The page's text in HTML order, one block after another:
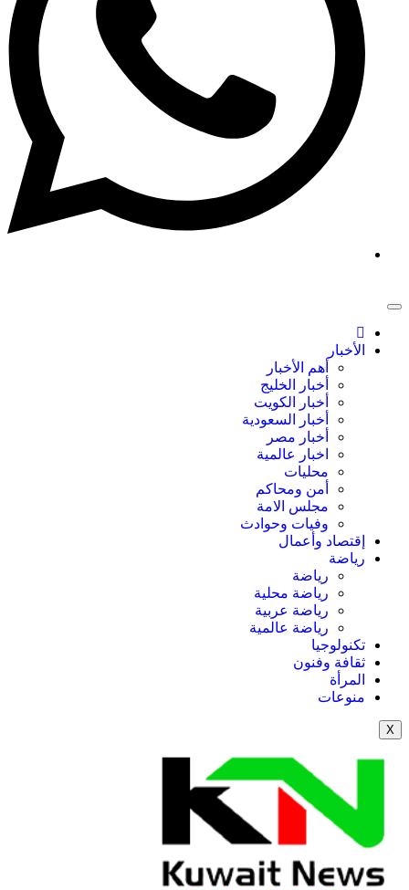
الأخبار
أهم الأخبار
أخبار الخليج
أخبار الكويت
أخبار السعودية
أخبار مصر
اخبار عالمية
محليات
أمن ومحاكم
مجلس الامة
وفيات وحوادث
إقتصاد وأعمال
رياضة
رياضة
رياضة محلية
رياضة عربية
رياضة عالمية
تكنولوجيا
ثقافة وفنون
المرأة
منوعات
X
NE
News Elementor